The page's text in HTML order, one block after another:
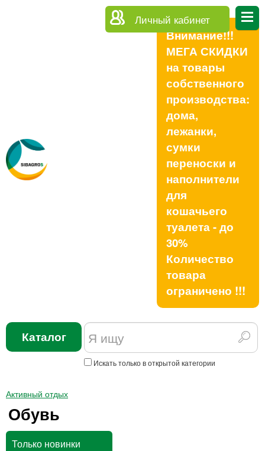
Личный кабинет
Внимание!!!
МЕГА СКИДКИ
на товары
собственного
производства:
дома,
лежанки,
сумки
переноски и
наполнители
для
кошачьего
туалета - до
30%
Количество
товара
ограничено !!!
Каталог
Искать только в открытой категории
Активный отдых
Обувь
Только новинки